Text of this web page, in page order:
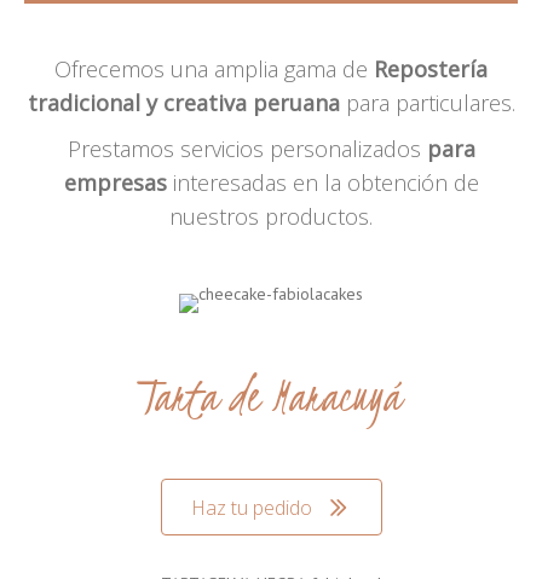
Ofrecemos una amplia gama de Repostería
tradicional y creativa peruanapara particulares.
Prestamos servicios personalizados para
empresasinteresadas en la obtención de
nuestros productos.
Tarta de Maracuyá
Haz tu pedido